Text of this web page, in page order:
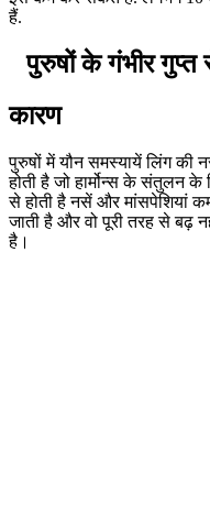
हैं.
पुरुषों के गंभीर गुप्त
कारण
पुरुषों में यौन समस्यायें लिंग की
होती है जो हार्मोन्स के संतुलन
से होती है नसें और मांसपेशियां
जाती है और वो पूरी तरह से बढ़
है।